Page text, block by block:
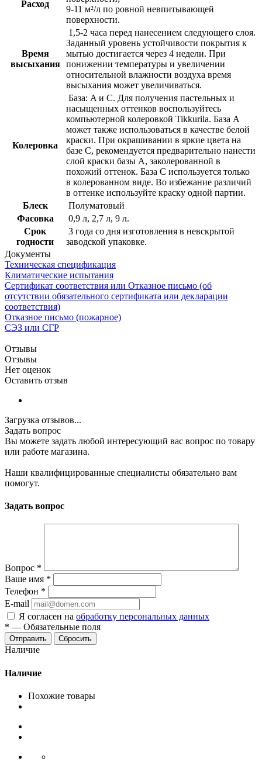
Расход
9-11 м²/л по ровной невпитывающей
поверхности.
Время
высыхания
1,5-2 часа перед нанесением следующего слоя.
Заданный уровень устойчивости покрытия к
мытью достигается через 4 недели. При
понижении температуры и увеличении
относительной влажности воздуха время
высыхания может увеличиваться.
Колеровка
База: A и C. Для получения пастельных и
насыщенных оттенков воспользуйтесь
компьютерной колеровкой Tikkurila. База A
может также использоваться в качестве белой
краски. При окрашивании в яркие цвета на
базе С, рекомендуется предварительно нанести
слой краски базы А, заколерованной в
похожий оттенок. База С используется только
в колерованном виде. Во избежание различий
в оттенке используйте краску одной партии.
Блеск
Полуматовый
Фасовка
0,9 л, 2,7 л, 9 л.
Срок
годности
3 года со дня изготовления в невскрытой
заводской упаковке.
Документы
Техническая спецификация
Климатические испытания
Сертификат соответствия или Отказное письмо (об
отсутствии обязательного сертификата или декларации
соответствия)
Отказное письмо (пожарное)
СЭЗ или СГР
Отзывы
Отзывы
Нет оценок
Оставить отзыв
Загрузка отзывов...
Задать вопрос
Вы можете задать любой интересующий вас вопрос по товару
или работе магазина.
Наши квалифицированные специалисты обязательно вам
помогут.
Задать вопрос
Вопрос *
Ваше имя *
Телефон *
E-mail
Я согласен на обработку персональных данных
* — Обязательные поля
Сбросить
Наличие
Наличие
Похожие товары